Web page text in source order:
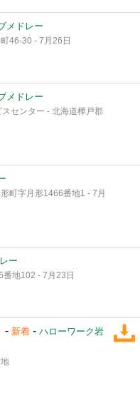
メドレー
46-30 - 7月26日
メドレー
センター - 北海道樺戸郡
町字月形1466番地1 - 7月
ー
番地102 - 7月23日
- 新着 - ハローワーク岩